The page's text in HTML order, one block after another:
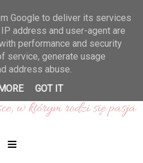
≡
Google to deliver its services
address and user-agent are
performance and security
service, generate usage
address abuse.
GOT IT